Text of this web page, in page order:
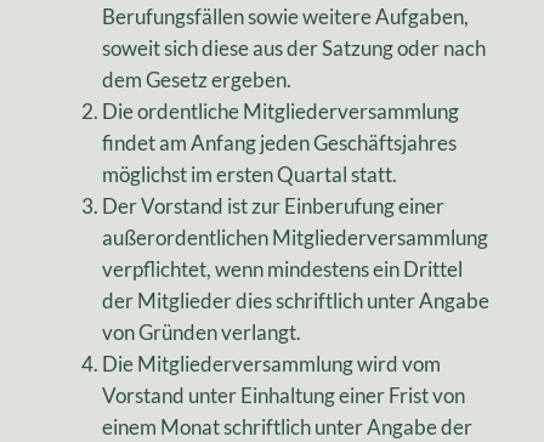
Berufungsfällen sowie weitere Aufgaben,
soweit sich diese aus der Satzung oder nach
dem Gesetz ergeben.
Die ordentliche Mitgliederversammlung
findet am Anfang jeden Geschäftsjahres
möglichst im ersten Quartal statt.
Der Vorstand ist zur Einberufung einer
außerordentlichen Mitgliederversammlung
verpflichtet, wenn mindestens ein Drittel
der Mitglieder dies schriftlich unter Angabe
von Gründen verlangt.
Die Mitgliederversammlung wird vom
Vorstand unter Einhaltung einer Frist von
einem Monat schriftlich unter Angabe der